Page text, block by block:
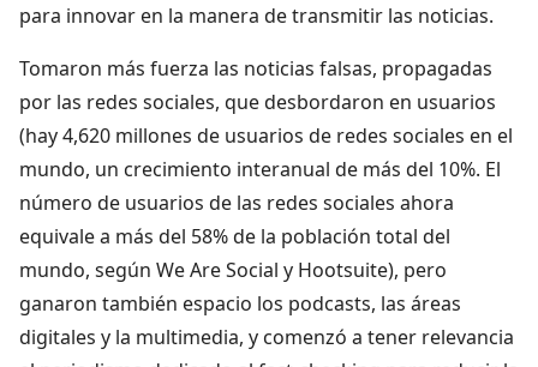
para innovar en la manera de transmitir las noticias.
Tomaron más fuerza las noticias falsas, propagadas
por las redes sociales, que desbordaron en usuarios
(hay 4,620 millones de usuarios de redes sociales en el
mundo, un crecimiento interanual de más del 10%. El
número de usuarios de las redes sociales ahora
equivale a más del 58% de la población total del
mundo, según We Are Social y Hootsuite), pero
ganaron también espacio los podcasts, las áreas
digitales y la multimedia, y comenzó a tener relevancia